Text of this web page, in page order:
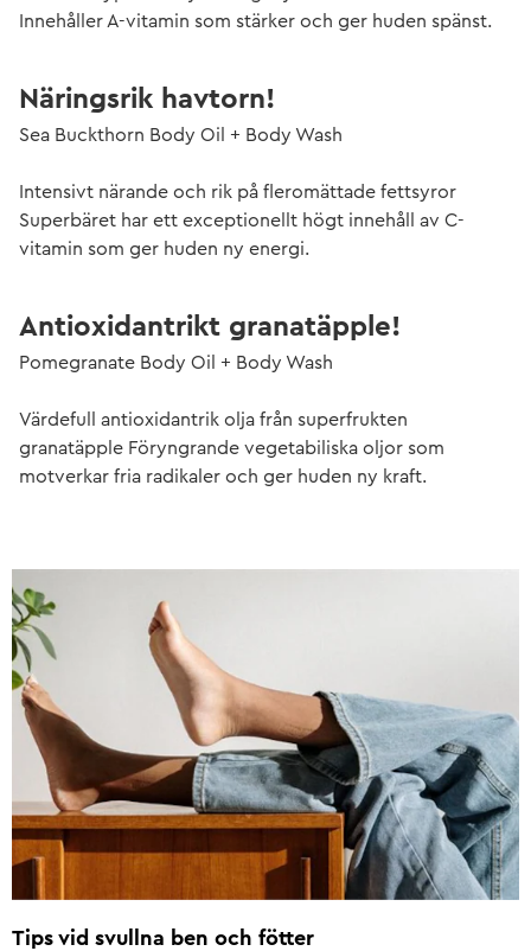
Innehåller A-vitamin som stärker och ger huden spänst.
Näringsrik havtorn!
Sea Buckthorn Body Oil + Body Wash
Intensivt närande och rik på fleromättade fettsyror
Superbäret har ett exceptionellt högt innehåll av C-
vitamin som ger huden ny energi.
Antioxidantrikt granatäpple!
Pomegranate Body Oil + Body Wash
Värdefull antioxidantrik olja från superfrukten
granatäpple Föryngrande vegetabiliska oljor som
motverkar fria radikaler och ger huden ny kraft.
Tips vid svullna ben och fötter